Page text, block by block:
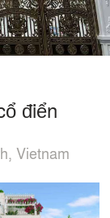
điển
Vietnam